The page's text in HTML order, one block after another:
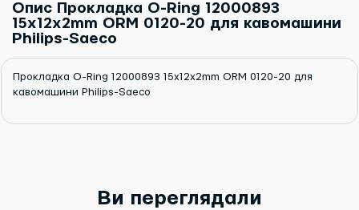
Опис Прокладка O-Ring 12000893
15x12x2mm ORM 0120-20 для кавомашини
Philips-Saeco
Прокладка O-Ring 12000893 15x12x2mm ORM 0120-20 для
кавомашини Philips-Saeco
Ви переглядали